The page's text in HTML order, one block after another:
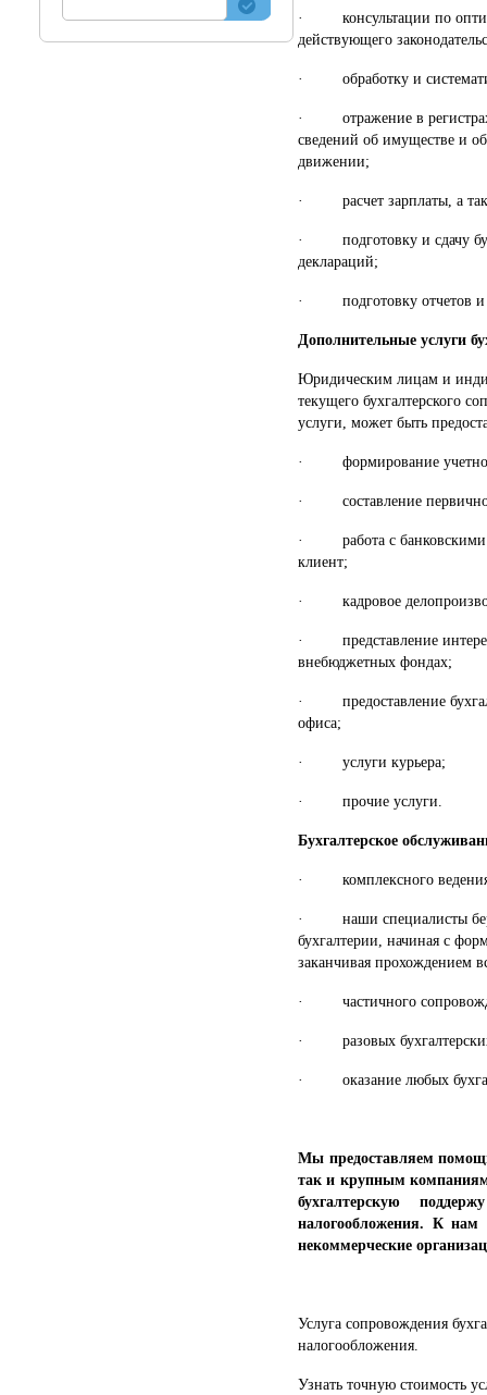
· консультации по
действующего
· обработку и
· отражение в регистрах
сведений об имуществе и
движении;
· расчет зарплаты, а
· подготовку и сдачу
деклараций;
· подготовку отчетов и
Дополнительные услуги
Юридическим лицам и
текущего бухгалтерского
услуги, может быть
· формирование
· составление
· работа с банковскими
клиент;
· кадровое
· представление
внебюджетных фондах;
· предоставление
офиса;
· услуги курьера;
· прочие услуги.
Бухгалтерское
· комплексного ведения
· наши специалисты
бухгалтерии, начиная с
заканчивая прохождением
· частичного
· разовых
· оказание любых
Мы предоставляем
так и крупным
бухгалтерскую
налогообложения. К
некоммерческие
Услуга сопровождения
налогообложения.
Узнать точную стоимость